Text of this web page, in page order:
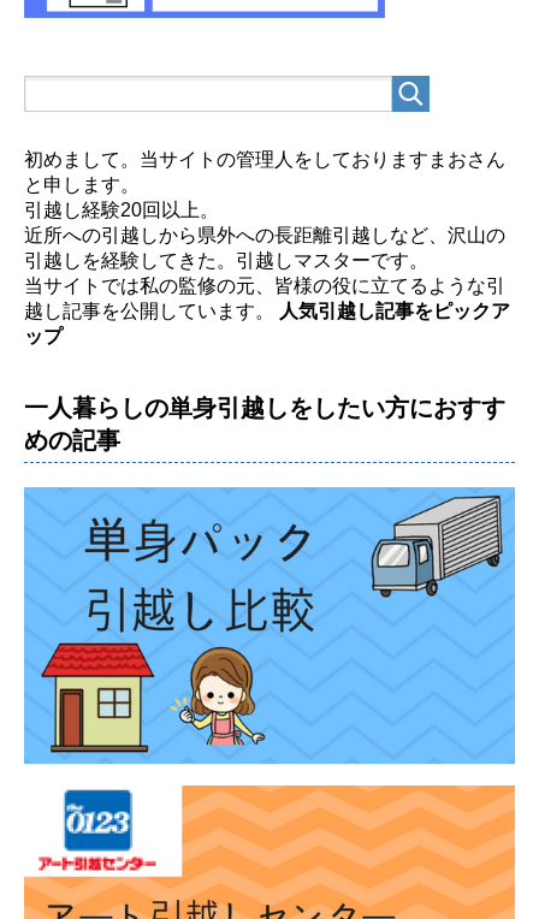
初めまして。当サイトの管理人をしておりますまおさん
と申します。
引越し経験20回以上。
近所への引越しから県外への長距離引越しなど、沢山の
引越しを経験してきた。引越しマスターです。
当サイトでは私の監修の元、皆様の役に立てるような引
越し記事を公開しています。
人気引越し記事をピックア
ップ
一人暮らしの単身引越しをしたい方におすす
めの記事